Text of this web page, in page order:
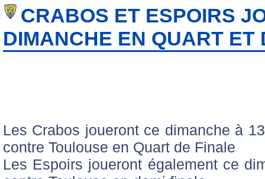
CRABOS ET ESPOIRS
DIMANCHE EN QUART ET
Les Crabos joueront ce dimanche à
contre Toulouse en Quart de Finale
Les Espoirs joueront également ce